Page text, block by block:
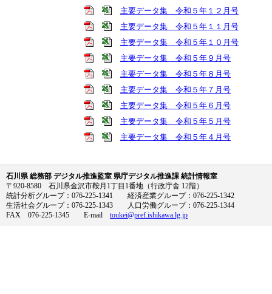
主要データ集 令和５年１２月号
主要データ集 令和５年１１月号
主要データ集 令和５年１０月号
主要データ集 令和５年９月号
主要データ集 令和５年８月号
主要データ集 令和５年７月号
主要データ集 令和５年６月号
主要データ集 令和５年５月号
主要データ集 令和５年４月号
石川県 総務部 デジタル推進監室 県庁デジタル推進課 統計情報室
〒920-8580 石川県金沢市鞍月1丁目1番地（行政庁舎 12階）
統計分析グループ：076-225-1341 経済産業グループ：076-225-1342
生活社会グループ：076-225-1343 人口労働グループ：076-225-1344
FAX 076-225-1345 E-mail toukei@pref.ishikawa.lg.jp